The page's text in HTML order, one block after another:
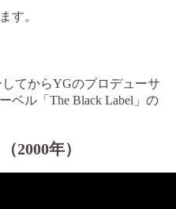
す。
てからYGのプロデューサ
ベル「The Black Label」の
2000年）